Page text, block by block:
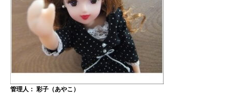
管理人： 彩子（あやこ）